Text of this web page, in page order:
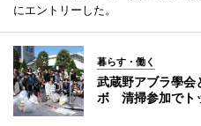
にエントリーした。
暮らす・働く
武蔵野アブラ學会
ボ 清掃参加でト